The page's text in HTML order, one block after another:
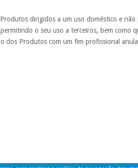
dirigidos a um uso doméstico e
o seu uso a terceiros, bem
dos Produtos com um fim profissional